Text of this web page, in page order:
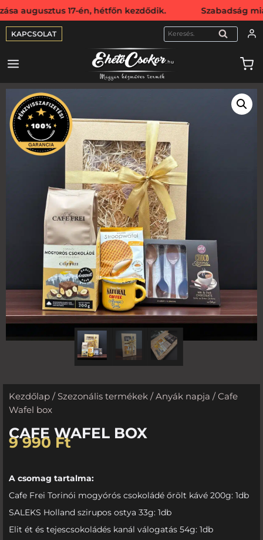
én, hétfőn kezdődik. Szabadság miatt
KAPCSOLAT KERESÉS
Kezdőlap / Szezonális termékek /Anyák napja / Cafe
Wafel box
CAFE WAFEL BOX
9 990 Ft
A csomag tartalma:
Cafe Frei Torinói mogyórós csokoládé őrölt kávé 200g: 1db
SALEKS Holland szirupos ostya 33g: 1db
Elit ét és tejescsokoládés kanál válogatás 54g: 1db